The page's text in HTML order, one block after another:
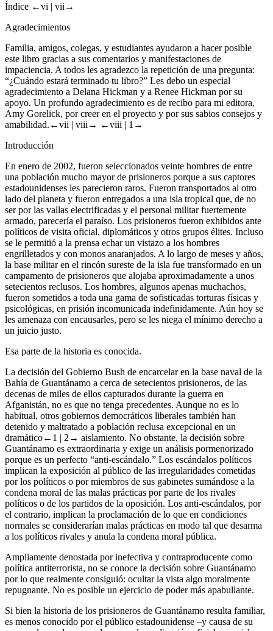
Índice ←vi | vii→
Agradecimientos
Familia, amigos, colegas, y estudiantes ayudaron a hacer posible
este libro gracias a sus comentarios y manifestaciones de
impaciencia. A todos les agradezco la repetición de una pregunta:
“¿Cuándo estará terminado tu libro?” Les debo un especial
agradecimiento a Delana Hickman y a Renee Hickman por su
apoyo. Un profundo agradecimiento es de recibo para mi editora,
Amy Gorelick, por creer en el proyecto y por sus sabios consejos y
amabilidad. ←vii | viii→ ←viii | 1→
Introducción
En enero de 2002, fueron seleccionados veinte hombres de entre
una población mucho mayor de prisioneros porque a sus captores
estadounidenses les parecieron raros. Fueron transportados al otro
lado del planeta y fueron entregados a una isla tropical que, de no
ser por las vallas electrificadas y el personal militar fuertemente
armado, parecería el paraíso. Los prisioneros fueron exhibidos ante
políticos de visita oficial, diplomáticos y otros grupos élites. Incluso
se le permitió a la prensa echar un vistazo a los hombres
engrilletados y con monos anaranjados. A lo largo de meses y años,
la base militar en el rincón sureste de la isla fue transformado en un
campamento de prisioneros que alojaba aproximadamente a unos
setecientos reclusos. Los hombres, algunos apenas muchachos,
fueron sometidos a toda una gama de sofisticadas torturas físicas y
psicológicas, en prisión incomunicada indefinidamente. Aún hoy se
les amenaza con encausarles, pero se les niega el mínimo derecho a
un juicio justo.
Esa parte de la historia es conocida.
La decisión del Gobierno Bush de encarcelar en la base naval de la
Bahía de Guantánamo a cerca de setecientos prisioneros, de las
decenas de miles de ellos capturados durante la guerra en
Afganistán, no es que no tenga precedentes. Aunque no es lo
habitual, otros gobiernos democráticos liberales también han
detenido y maltratado a población reclusa excepcional en un
dramático←1 | 2→ aislamiento. No obstante, la decisión sobre
Guantánamo es extraordinaria y exige un análisis pormenorizado
porque es un perfecto “anti-escándalo.” Los escándalos políticos
implican la exposición al público de las irregularidades cometidas
por los políticos o por miembros de sus gabinetes sumándose a la
condena moral de las malas prácticas por parte de los rivales
políticos o de los partidos de la oposición. Los anti-escándalos, por
el contrario, implican la proclamación de lo que en condiciones
normales se considerarían malas prácticas en modo tal que desarma
a los políticos rivales y anula la condena moral pública.
Ampliamente denostada por inefectiva y contraproducente como
política antiterrorista, no se conoce la decisión sobre Guantánamo
por lo que realmente consiguió: ocultar la vista algo moralmente
repugnante. No es posible un ejercicio de poder más apabullante.
Si bien la historia de los prisioneros de Guantánamo resulta familiar,
es menos conocido por el público estadounidense –y causa de su